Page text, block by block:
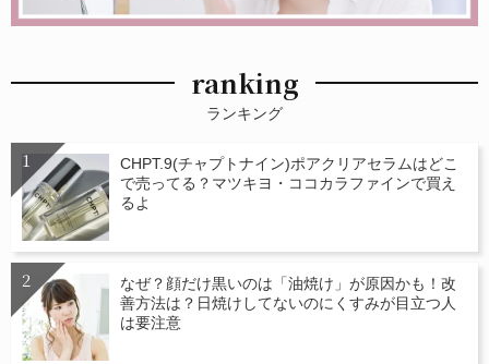
ranking
ランキング
CHPT.9(チャプトナイン)ポアクリアセラムはどこ
で売ってる？マツキヨ・ココカラファインで買え
るよ
なぜ？顔だけ黒いのは「油焼け」が原因かも！改
善方法は？日焼けしてないのにくすみが目立つ人
は要注意